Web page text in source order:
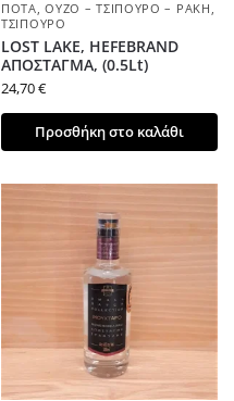
ΠΟΤΆ,ΟΎΖΟ – ΤΣΊΠΟΥΡΟ – ΡΑΚΉ ,
ΤΣΊΠΟΥΡΟ
LOST LAKE, HEFEBRAND
ΑΠΟΣΤΑΓΜΑ, (0.5Lt)
24,70€
Προσθήκη στο καλάθι